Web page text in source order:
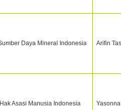
Daya Mineral Indonesia Arifin
Asasi Manusia Indonesia